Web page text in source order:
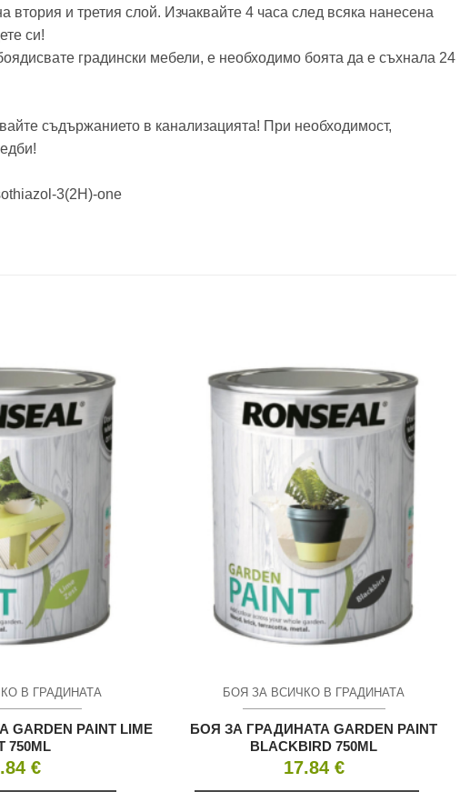
и третия слой. Изчаквайте 4 часа след всяка нанесена
си!
градински мебели, е необходимо боята да е съхнала 24
съдържанието в канализацията! При необходимост,
3(2H)-one
В ГРАДИНАТА
PAINT LIME
750ML
€
БОЯ ЗА ВСИЧКО В ГРАДИНАТА
БОЯ ЗА ГРАДИНАТА GARDEN PAINT
BLACKBIRD 750ML
17.84 €